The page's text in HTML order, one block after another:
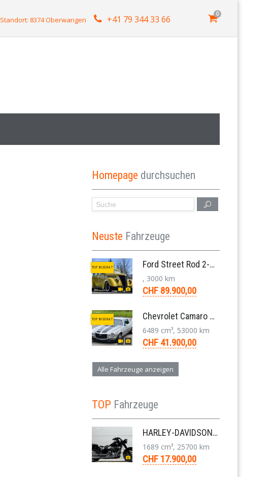
Standort: 8374 Oberwangen +41 79 344 33 66 0
Homepage durchsuchen
Neuste Fahrzeuge
TOP INSERAT Ford Street Rod 2-Door V8 Aut. 1937
, 3000 km
CHF 89.900,00
TOP INSERAT Chevrolet Camaro SS 396 LS3 Coupe Aut. 1971
6489 cm³, 53000 km
CHF 41.900,00
Alle Fahrzeuge anzeigen
TOP Fahrzeuge
HARLEY-DAVIDSON FLS Softail Slim ABS Chopper 6-Gang 2013
1689 cm³, 25700 km
CHF 17.900,00